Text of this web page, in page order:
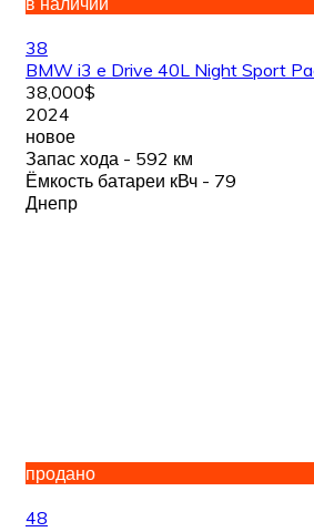
38
BMW i3 e Drive 40L Night Sport
38,000$
2024
новое
Запас хода - 592 км
Ёмкость батареи кВч - 79
Днепр
продано
48